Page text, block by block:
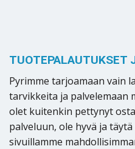
TUOTEPALAUTUKSET
Pyrimme tarjoamaan vain
tarvikkeita ja palvelemaan
olet kuitenkin pettynyt
palveluun, ole hyvä ja
sivuillamme